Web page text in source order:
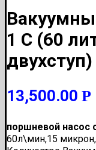
1 C (60
двухступ)
13,500.00 Р
поршневой насос
60л\мин,15